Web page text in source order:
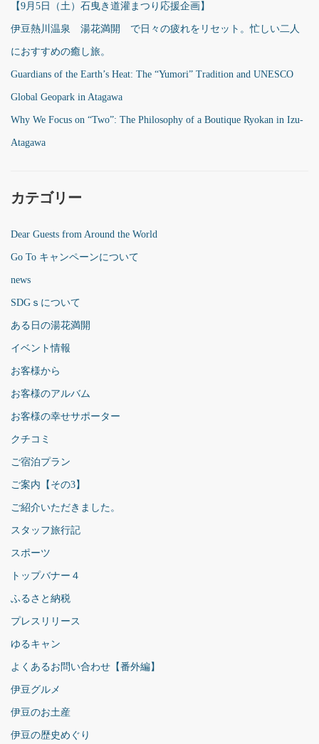
【9月5日（土）石曳き道灌まつり応援企画】
伊豆熱川温泉 湯花満開 で日々の疲れをリセット。忙しい二人
におすすめの癒し旅。
Guardians of the Earth’s Heat: The “Yumori” Tradition and UNESCO
Global Geopark in Atagawa
Why We Focus on “Two”: The Philosophy of a Boutique Ryokan in Izu-
Atagawa
カテゴリー
Dear Guests from Around the World
Go To キャンペーンについて
news
SDGｓについて
ある日の湯花満開
イベント情報
お客様から
お客様のアルバム
お客様の幸せサポーター
クチコミ
ご宿泊プラン
ご案内【その3】
ご紹介いただきました。
スタッフ旅行記
スポーツ
トップバナー４
ふるさと納税
プレスリリース
ゆるキャン
よくあるお問い合わせ【番外編】
伊豆グルメ
伊豆のお土産
伊豆の歴史めぐり